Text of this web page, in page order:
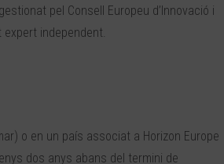
pel Consell Europeu d’Innovació i
expert independent.
o en un país associat a Horizon Europe
dos anys abans del termini de